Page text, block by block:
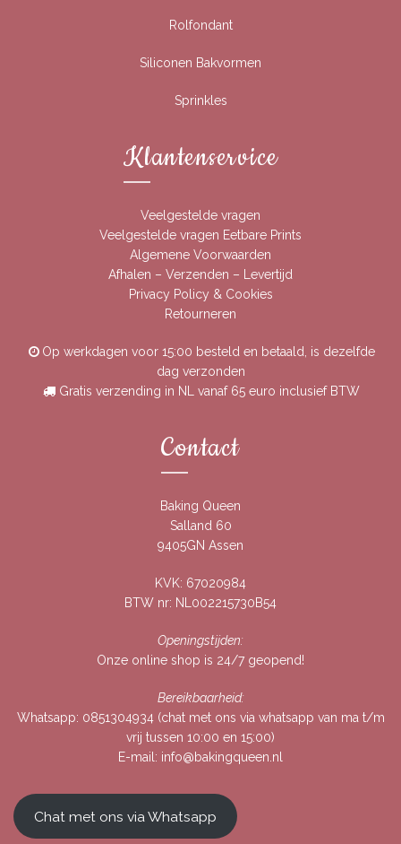
Rolfondant
Siliconen Bakvormen
Sprinkles
Klantenservice
Veelgestelde vragen
Veelgestelde vragen Eetbare Prints
Algemene Voorwaarden
Afhalen – Verzenden – Levertijd
Privacy Policy & Cookies
Retourneren
Op werkdagen voor 15:00 besteld en betaald, is dezelfde
dag verzonden
Gratis verzending in NL vanaf 65 euro inclusief BTW
Contact
Baking Queen
Salland 60
9405GN Assen
KVK: 67020984
BTW nr: NL002215730B54
Openingstijden:
Onze online shop is 24/7 geopend!
Bereikbaarheid:
Whatsapp: 0851304934(chat met ons via whatsapp van ma t/m
vrij tussen 10:00 en 15:00)
E-mail: info@bakingqueen.nl
Chat met ons via Whatsapp